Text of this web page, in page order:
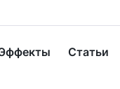
Статьи